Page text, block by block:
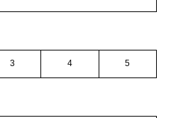
3 4 5